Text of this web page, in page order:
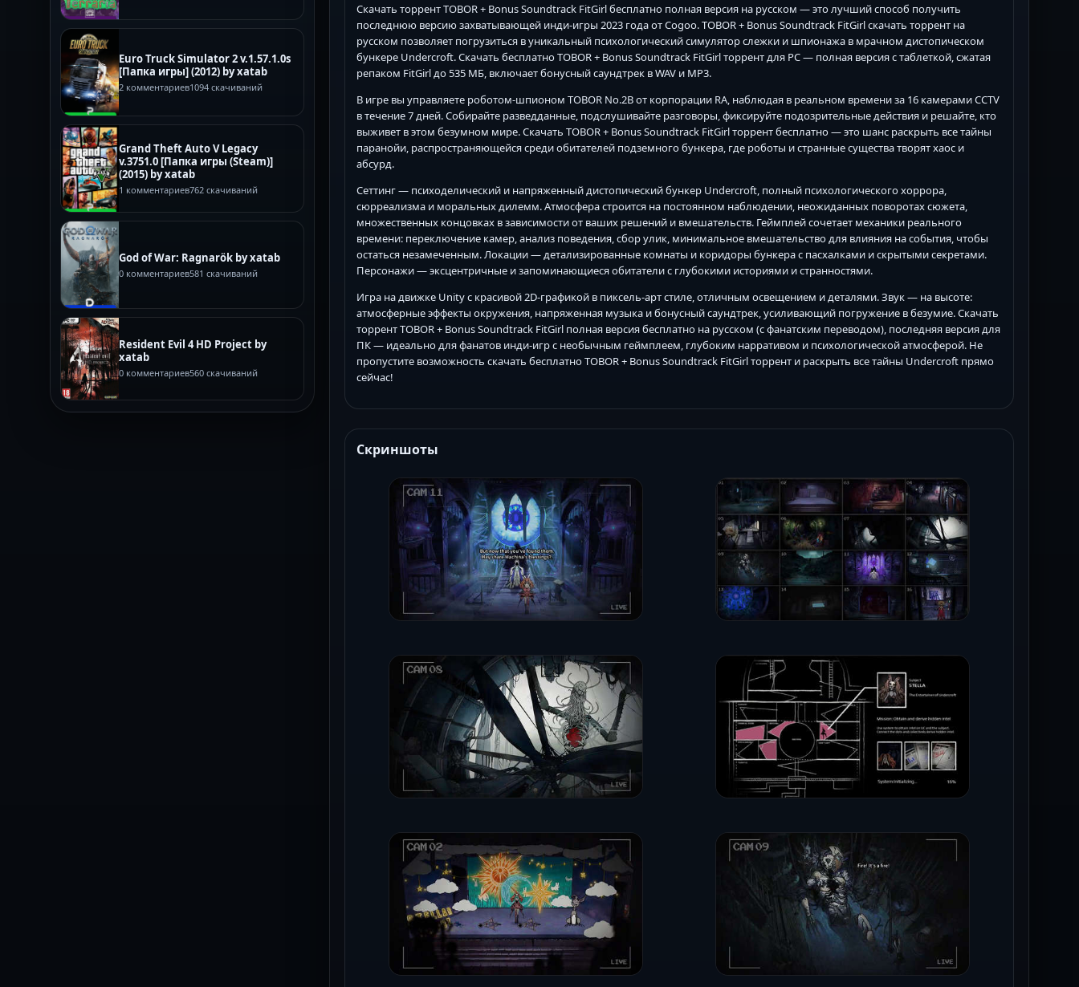
Euro Truck Simulator 2 v.1.57.1.0s
[Папка игры] (2012) by xatab
2 комментариев1094 скачиваний
Grand Theft Auto V Legacy
v.3751.0 [Папка игры (Steam)]
(2015) by xatab
1 комментариев762 скачиваний
God of War: Ragnarök by xatab
0 комментариев581 скачиваний
Resident Evil 4 HD Project by
xatab
0 комментариев560 скачиваний
Скачать торрент TOBOR + Bonus Soundtrack FitGirl бесплатно полная версия на русском — это лучший способ получить
последнюю версию захватывающей инди-игры 2023 года от Cogoo. TOBOR + Bonus Soundtrack FitGirl скачать торрент на
русском позволяет погрузиться в уникальный психологический симулятор слежки и шпионажа в мрачном дистопическом
бункере Undercroft. Скачать бесплатно TOBOR + Bonus Soundtrack FitGirl торрент для PC — полная версия с таблеткой, сжатая
репаком FitGirl до 535 МБ, включает бонусный саундтрек в WAV и MP3.
В игре вы управляете роботом-шпионом TOBOR No.2B от корпорации RA, наблюдая в реальном времени за 16 камерами CCTV
в течение 7 дней. Собирайте разведданные, подслушивайте разговоры, фиксируйте подозрительные действия и решайте, кто
выживет в этом безумном мире. Скачать TOBOR + Bonus Soundtrack FitGirl торрент бесплатно — это шанс раскрыть все тайны
паранойи, распространяющейся среди обитателей подземного бункера, где роботы и странные существа творят хаос и
абсурд.
Сеттинг — психоделический и напряженный дистопический бункер Undercroft, полный психологического хоррора,
сюрреализма и моральных дилемм. Атмосфера строится на постоянном наблюдении, неожиданных поворотах сюжета,
множественных концовках в зависимости от ваших решений и вмешательств. Геймплей сочетает механики реального
времени: переключение камер, анализ поведения, сбор улик, минимальное вмешательство для влияния на события, чтобы
остаться незамеченным. Локации — детализированные комнаты и коридоры бункера с пасхалками и скрытыми секретами.
Персонажи — эксцентричные и запоминающиеся обитатели с глубокими историями и странностями.
Игра на движке Unity с красивой 2D-графикой в пиксель-арт стиле, отличным освещением и деталями. Звук — на высоте:
атмосферные эффекты окружения, напряженная музыка и бонусный саундтрек, усиливающий погружение в безумие. Скачать
торрент TOBOR + Bonus Soundtrack FitGirl полная версия бесплатно на русском (с фанатским переводом), последняя версия для
ПК — идеально для фанатов инди-игр с необычным геймплеем, глубоким нарративом и психологической атмосферой. Не
пропустите возможность скачать бесплатно TOBOR + Bonus Soundtrack FitGirl торрент и раскрыть все тайны Undercroft прямо
сейчас!
Скриншоты